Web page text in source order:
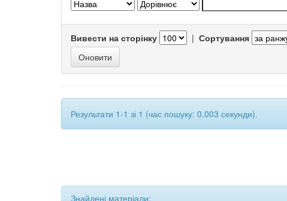
Вивести на сторінку | Сортування
Результати 1-1 зі 1 (час пошуку: 0.003 секунди).
Знайдені матеріали: